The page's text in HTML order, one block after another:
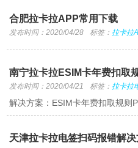
合肥拉卡拉APP常用下载
发布时间：2020/04/28 标签： 拉卡拉
南宁拉卡拉ESIM卡年费扣取
发布时间：2020/04/21 标签： 拉卡拉
解决方案：ESIM卡年费扣取规则
天津拉卡拉电签扫码报错解决